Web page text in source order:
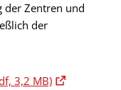
der Zentren und
der
3,2 MB)